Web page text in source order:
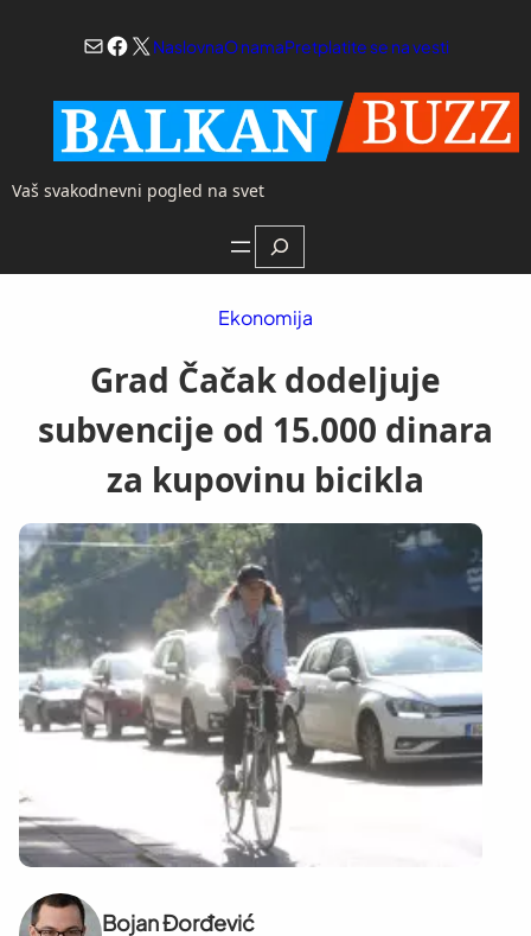
Mail
Facebook
X NaslovnaO namaPretplatite se na vesti
Vaš svakodnevni pogled na svet
Search
Ekonomija
Grad Čačak dodeljuje
subvencije od 15.000 dinara
za kupovinu bicikla
Bojan Đorđević